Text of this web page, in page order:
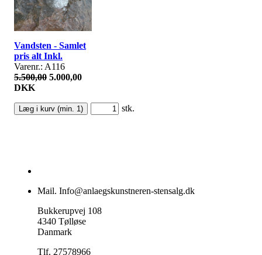
Vandsten - Samlet
pris alt Inkl.
Varenr.: A116
5.500,00 5.000,00
DKK
stk.
Mail. Info@anlaegskunstneren-stensalg.dk
Bukkerupvej 108
4340 Tølløse
Danmark
Tlf. 27578966